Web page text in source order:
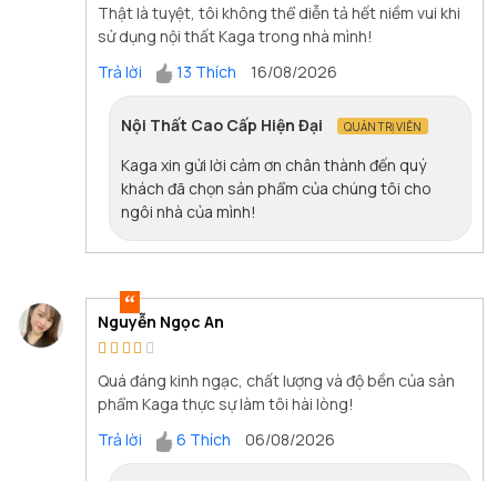
Thật là tuyệt, tôi không thể diễn tả hết niềm vui khi
sử dụng nội thất Kaga trong nhà mình!
Trả lời
13 Thích 16/08/2026
Nội Thất Cao Cấp Hiện Đại QUẢN TRỊ VIÊN
Kaga xin gửi lời cảm ơn chân thành đến quý
khách đã chọn sản phẩm của chúng tôi cho
ngôi nhà của mình!
Nguyễn Ngọc An
Quá đáng kinh ngạc, chất lượng và độ bền của sản
phẩm Kaga thực sự làm tôi hài lòng!
Trả lời
6 Thích 06/08/2026